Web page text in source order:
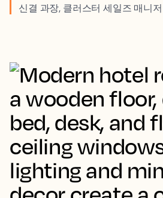
신결 과장, 클러스터 세일즈 매니저